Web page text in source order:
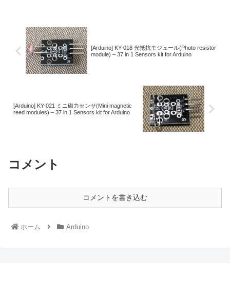
[Arduino] KY-018 光抵抗モジュール(Photo resistor
module) – 37 in 1 Sensors kit for Arduino
[Arduino] KY-021 ミニ磁力センサ(Mini magnetic
reed modules) – 37 in 1 Sensors kit for Arduino
コメント
コメントを書き込む
ホーム Arduino